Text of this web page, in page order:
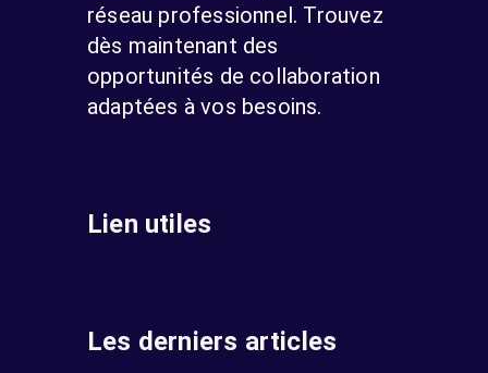
réseau professionnel. Trouvez
dès maintenant des
opportunités de collaboration
adaptées à vos besoins.
Lien utiles
Les derniers articles